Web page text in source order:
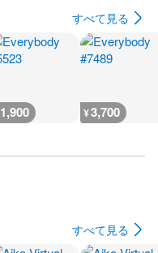
すべて見る
1,900 ¥3,700
すべて見る